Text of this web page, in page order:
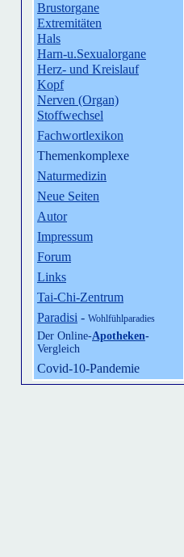
Brustorgane
Extremitäten
Hals
Harn-u.Sexualorgane
Herz- und Kreislauf
Kopf
Nerven (Organ)
Stoffwechsel
Fachwortlexikon
Themenkomplexe
Naturmedizin
Neue Seiten
Autor
Impressum
Forum
Links
Tai-Chi-Zentrum
Paradisi - Wohlfühlparadies
Der Online-Apotheken-
Vergleich
Covid-10-Pandemie